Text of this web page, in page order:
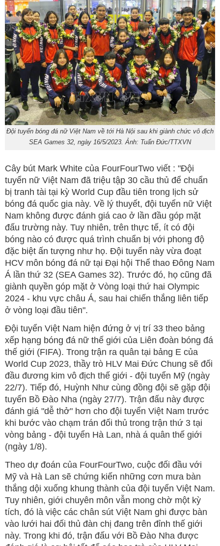
Đội tuyển bóng đá nữ Việt Nam về tới Hà Nội sau khi giành chức vô địch
SEA Games 32, ngày 16/5/2023. Ảnh: Tuấn Đức/TTXVN
Cây bút Mark White của FourFourTwo viết : "Đội
tuyển nữ Việt Nam đã triệu tập 30 cầu thủ để chuẩn
bị tranh tài tại kỳ World Cup đầu tiên trong lịch sử
bóng đá quốc gia này. Về lý thuyết, đội tuyển nữ Việt
Nam không được đánh giá cao ở lần đầu góp mặt
đấu trường này. Tuy nhiên, trên thực tế, ít có đội
bóng nào có được quá trình chuẩn bị với phong độ
đặc biệt ấn tượng như họ. Đội tuyển này vừa đoạt
HCV môn bóng đá nữ tại Đại hội Thể thao Đông Nam
Á lần thứ 32 (SEA Games 32). Trước đó, họ cũng đã
giành quyền góp mặt ở Vòng loại thứ hai Olympic
2024 - khu vực châu Á, sau hai chiến thắng liên tiếp
ở vòng loại đầu tiên".
Đội tuyển Việt Nam hiện đứng ở vị trí 33 theo bảng
xếp hạng bóng đá nữ thế giới của Liên đoàn bóng đá
thế giới (FIFA). Trong trận ra quân tại bảng E của
World Cup 2023, thầy trò HLV Mai Đức Chung sẽ đối
đầu đương kim vô địch thế giới - đội tuyển Mỹ (ngày
22/7). Tiếp đó, Huỳnh Như cùng đồng đội sẽ gặp đội
tuyển Bồ Đào Nha (ngày 27/7). Trận đấu này được
đánh giá "dễ thở" hơn cho đội tuyển Việt Nam trước
khi bước vào chạm trán đối thủ trong trận thứ 3 tại
vòng bảng - đội tuyển Hà Lan, nhà á quân thế giới
(ngày 1/8).
Theo dự đoán của FourFourTwo, cuộc đối đầu với
Mỹ và Hà Lan sẽ chứng kiến những cơn mưa bàn
thắng dội xuống khung thành của đội tuyển Việt Nam.
Tuy nhiên, giới chuyên môn vẫn mong chờ một kỳ
tích, đó là việc các chân sút Việt Nam ghi được bàn
vào lưới hai đối thủ đàn chị đang trên đỉnh thế giới
này. Trong khi đó, trận đấu với Bồ Đào Nha được